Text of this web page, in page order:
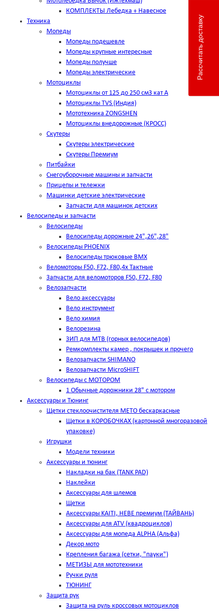
КОМПЛЕКТЫ Лебедка + Навесное
Техника
Мопеды
Мопеды подешевле
Мопеды крупные интересные
Мопеды получше
Мопеды электрические
Мотоциклы
Мотоциклы от 125 до 250 см3 кат А
Мотоциклы TVS (Индия)
Мототехника ZONGSHEN
Мотоциклы внедорожные (КРОСС)
Скутеры
Скутеры электрические
Скутеры Премиум
Питбайки
Снегоуборочные машины и запчасти
Прицепы и тележки
Машинки детские электрические
Запчасти для машинок детских
Велосипеды и запчасти
Велосипеды
Велосипеды дорожные 24",26",28"
Велосипеды PHOENIX
Велосипеды трюковые BMX
Веломоторы F50, F72, F80,4х Тактные
Запчасти для веломоторов F50, F72, F80
Велозапчасти
Вело аксессуары
Вело инструмент
Вело химия
Велорезина
ЗИП для MTB (горных велосипедов)
Ремкомплекты камер , покрышек и прочего
Велозапчасти SHIMANO
Велозапчасти MicroSHIFT
Велосипеды с МОТОРОМ
1 Обычные дорожники 28" с мотором
Аксессуары и Тюнинг
Щетки стеклоочистителя METO бескаркасные
Щетки в КОРОБОЧКАХ (картонной многоразовой
упаковке)
Игрушки
Модели техники
Аксессуары и тюнинг
Накладки на бак (TANK PAD)
Наклейки
Аксессуары для шлемов
Щетки
Аксессуары KAITI, HEBE премиум (ТАЙВАНЬ)
Аксессуары для ATV (квадроциклов)
Аксессуары для мопеда ALPHA (Альфа)
Декор мото
Крепления багажа (сетки, "пауки")
МЕТИЗЫ для мототехники
Ручки руля
ТЮНИНГ
Защита рук
Защита на руль кроссовых мотоциклов
Рассчитать доставку